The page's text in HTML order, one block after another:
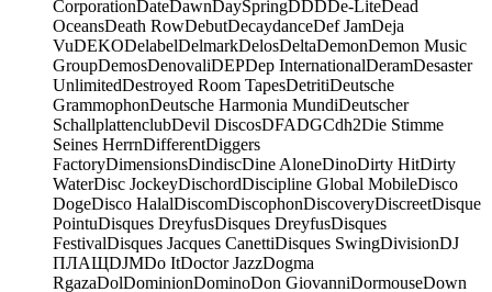
CorporationDateDawnDaySpringDDDDe-LiteDead
OceansDeath RowDebutDecaydanceDef JamDeja
VuDEKODelabelDelmarkDelosDeltaDemonDemon Music
GroupDemosDenovaliDEPDep InternationalDeramDesaster
UnlimitedDestroyed Room TapesDetritiDeutsche
GrammophonDeutsche Harmonia MundiDeutscher
SchallplattenclubDevil DiscosDFADGCdh2Die Stimme
Seines HerrnDifferentDiggers
FactoryDimensionsDindiscDine AloneDinoDirty HitDirty
WaterDisc JockeyDischordDiscipline Global MobileDisco
DogeDisco HalalDiscomDiscophonDiscoveryDiscreetDisque
PointuDisques DreyfusDisques DreyfusDisques
FestivalDisques Jacques CanettiDisques SwingDivisionDJ
ПЛАЩDJMDo ItDoctor JazzDogma
RgazaDolDominionDominoDon GiovanniDormouseDown